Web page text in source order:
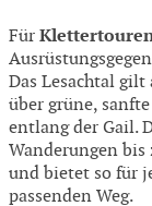
Für
Das Lesachtal gilt
über grüne,
entlang der Gail.
Wanderungen
und bietet so für
passenden Weg.